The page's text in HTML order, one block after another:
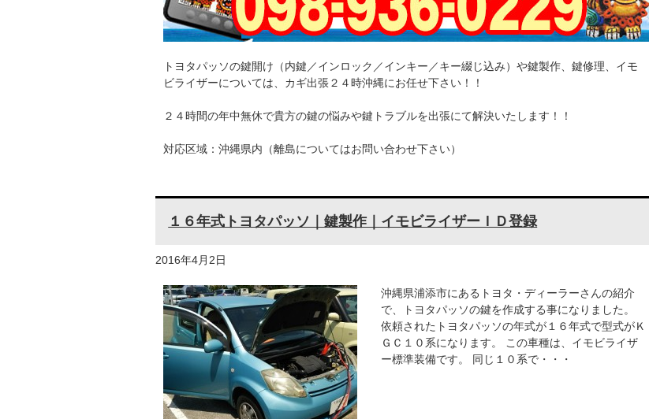
トヨタパッソの鍵開け（内鍵／インロック／インキー／キー綴じ込み）や鍵製作、鍵修理、イモ
ビライザーについては、カギ出張２４時沖縄にお任せ下さい！！
２４時間の年中無休で貴方の鍵の悩みや鍵トラブルを出張にて解決いたします！！
対応区域：沖縄県内（離島についてはお問い合わせ下さい）
１６年式トヨタパッソ｜鍵製作｜イモビライザーＩＤ登録
2016年4月2日
沖縄県浦添市にあるトヨタ・ディーラーさんの紹介
で、トヨタパッソの鍵を作成する事になりました。
依頼されたトヨタパッソの年式が１６年式で型式がＫ
ＧＣ１０系になります。 この車種は、イモビライザ
ー標準装備です。 同じ１０系で・・・